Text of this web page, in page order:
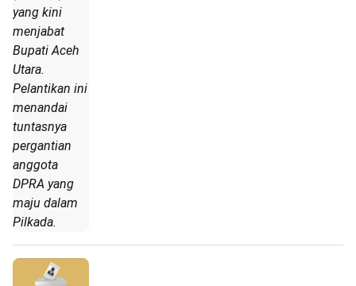
yang kini
menjabat
Bupati Aceh
Utara.
Pelantikan ini
menandai
tuntasnya
pergantian
anggota
DPRA yang
maju dalam
Pilkada.